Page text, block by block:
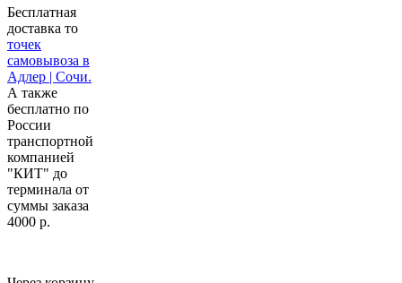
Бесплатная
доставка то
точек
самовывоза в
Адлер | Сочи.
А также
бесплатно по
России
транспортной
компанией
"КИТ" до
терминала от
суммы заказа
4000 р.